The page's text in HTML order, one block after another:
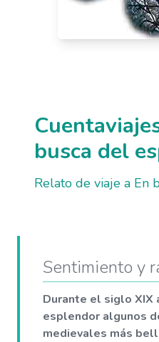
busca del
Relato de viaje a En
Sentimiento y
Durante el siglo XIX
esplendor algunos
medievales más